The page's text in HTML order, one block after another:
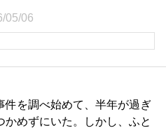
05/06
件を調べ始めて、半年が過ぎ
かめずにいた。しかし、ふと